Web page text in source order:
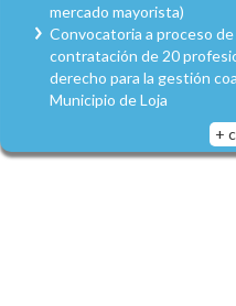
mercado mayorista)
Convocatoria a proceso
contratación de 20
derecho para la gestión
Municipio de Loja
+